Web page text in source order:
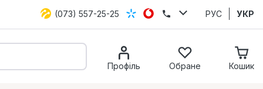
(073) 557-25-25 РУС УКР
Профіль Обране Кошик